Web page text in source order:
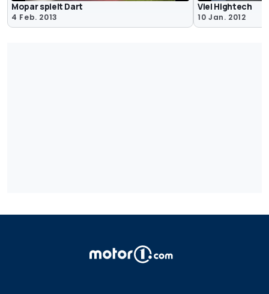
Mopar spielt Dart
4 Feb. 2013
Viel Hightech
10 Jan. 2012